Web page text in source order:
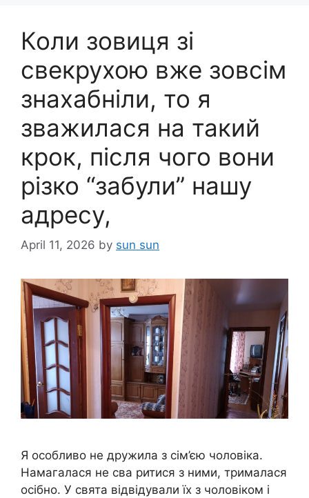
Коли зовиця зі
свекрухою вже зовсім
знахабніли, то я
зважилася на такий
крок, після чого вони
різко “забули” нашу
адресу,
April 11, 2026 by sun sun
Я особливо не дружила з сім’єю чоловіка.
Намагалася не сва ритися з ними, трималася
осібно. У свята відвідували їх з чоловіком і